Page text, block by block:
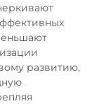
развитию,